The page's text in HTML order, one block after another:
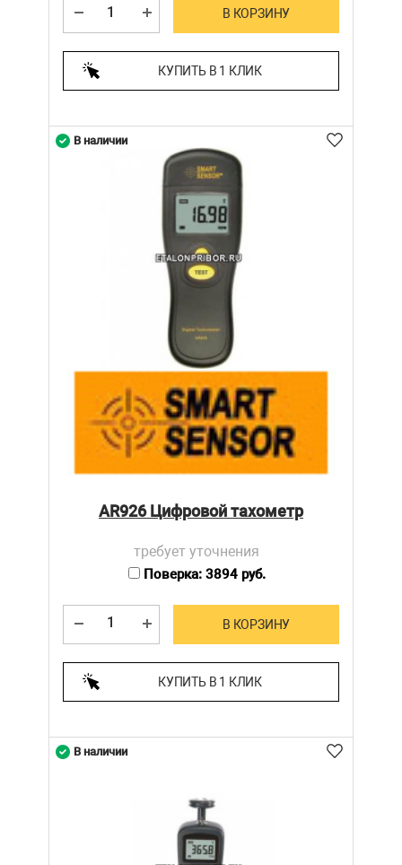
В КОРЗИНУ
КУПИТЬ В 1 КЛИК
AR926 Цифровой тахометр
требует уточнения
Поверка: 3894 руб.
В КОРЗИНУ
КУПИТЬ В 1 КЛИК
В наличии
В наличии